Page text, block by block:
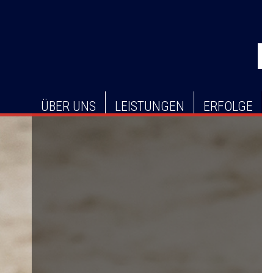
NAVIGATION
ÜBER UNS LEISTUNGEN ERFOLGE